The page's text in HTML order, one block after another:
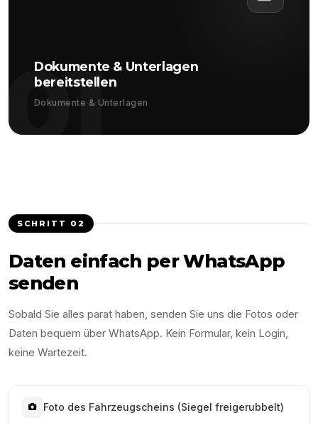
01
Dokumente & Unterlagen
bereitstellen
Dokumente & Unterlagen
SCHRITT 02
Daten einfach per WhatsApp
senden
Sobald Sie alles parat haben, senden Sie uns die Fotos oder
Daten bequem über WhatsApp. Kein Formular, kein Login,
keine Wartezeit.
Foto des Fahrzeugscheins (Siegel freigerubbelt)